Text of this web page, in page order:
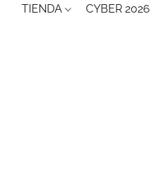
TIENDA CYBER 2026